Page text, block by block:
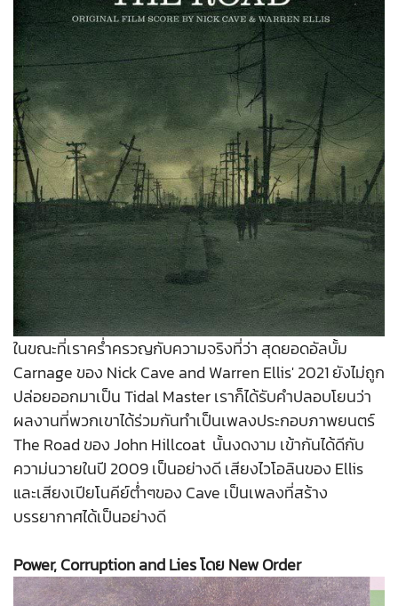
ในขณะที่เราคร่ำครวญกับความจริงที่ว่า สุดยอดอัลบั้ม
Carnage ของ Nick Cave and Warren Ellis' 2021 ยังไม่ถูก
ปล่อยออกมาเป็น Tidal Master เราก็ได้รับคำปลอบโยนว่า
ผลงานที่พวกเขาได้ร่วมกันทำเป็นเพลงประกอบภาพยนตร์
The Road ของ John Hillcoat นั้นงดงาม เข้ากันได้ดีกับ
ความ่นวายในปี 2009 เป็นอย่างดี เสียงไวโอลินของ Ellis
และเสียงเปียโนคีย์ต่ำๆของ Cave เป็นเพลงที่สร้าง
บรรยากาศได้เป็นอย่างดี
Power, Corruption and Lies โดย New Order